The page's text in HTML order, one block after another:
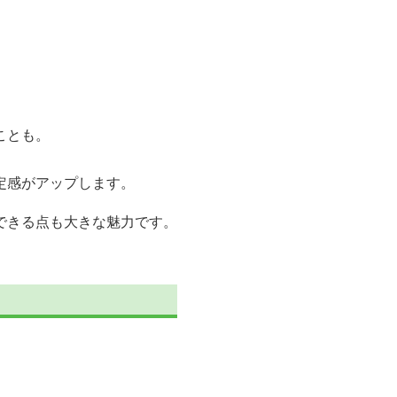
とも。
がアップします。
る点も大きな魅力です。